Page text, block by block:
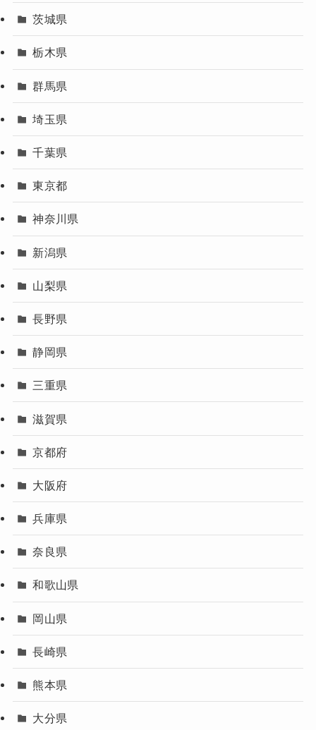
茨城県
栃木県
群馬県
埼玉県
千葉県
東京都
神奈川県
新潟県
山梨県
長野県
静岡県
三重県
滋賀県
京都府
大阪府
兵庫県
奈良県
和歌山県
岡山県
長崎県
熊本県
大分県